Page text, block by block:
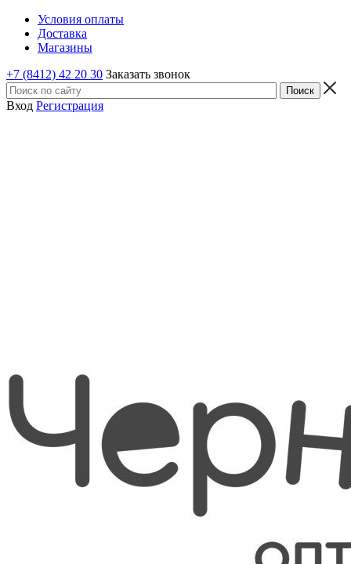
Условия оплаты
Доставка
Магазины
+7 (8412) 42 20 30 Заказать звонок
Вход Регистрация